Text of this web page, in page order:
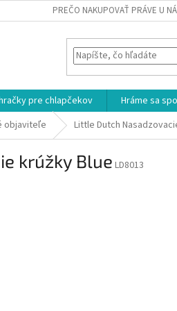
PREČO NAKUPOVAŤ PRÁVE U
pre chlapčekov Hráme sa
objaviteľe Little Dutch
krúžky Blue LD8013